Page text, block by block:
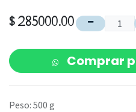
$285000.00
Comprar
Peso: 500 g